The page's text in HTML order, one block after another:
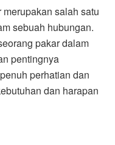
salah satu
sebuah hubungan.
pakar dalam
pentingnya
perhatian dan
dan harapan